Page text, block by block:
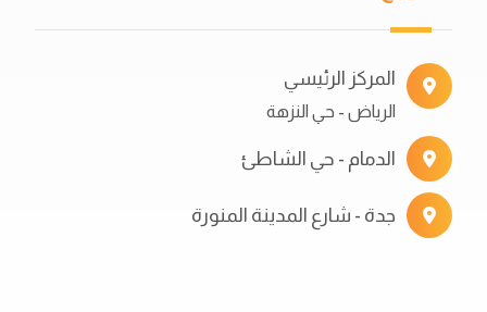
المركز الرئيسي
الرياض - حي النزهة
الدمام - حي الشاطئ
جدة - شارع المدينة المنورة